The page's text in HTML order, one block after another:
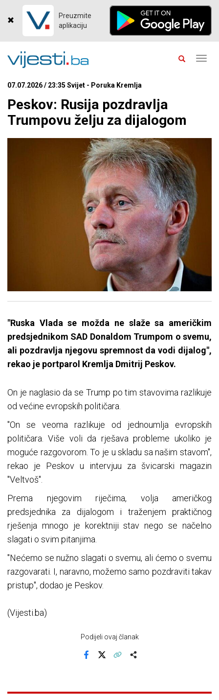
Preuzmite
aplikaciju
07.07.2026 / 23:35 Svijet - Poruka Kremlja
Peskov: Rusija pozdravlja
Trumpovu želju za dijalogom
"Ruska Vlada se možda ne slaže sa američkim
predsjednikom SAD Donaldom Trumpom o svemu,
ali pozdravlja njegovu spremnost da vodi dijalog",
rekao je portparol Kremlja Dmitrij Peskov.
On je naglasio da se Trump po tim stavovima razlikuje
od većine evropskih političara.
"On se veoma razlikuje od jednoumlja evropskih
političara. Više voli da rješava probleme ukoliko je
moguće razgovorom. To je u skladu sa našim stavom",
rekao je Peskov u intervjuu za švicarski magazin
"Veltvoš".
Prema njegovim riječima, volja američkog
predsjednika za dijalogom i traženjem praktičnog
rješenja mnogo je korektniji stav nego se načelno
slagati o svim pitanjima.
"Nećemo se nužno slagati o svemu, ali ćemo o svemu
razgovarati. I, naravno, možemo samo pozdraviti takav
pristup", dodao je Peskov.
(Vijesti.ba)
Podijeli ovaj članak